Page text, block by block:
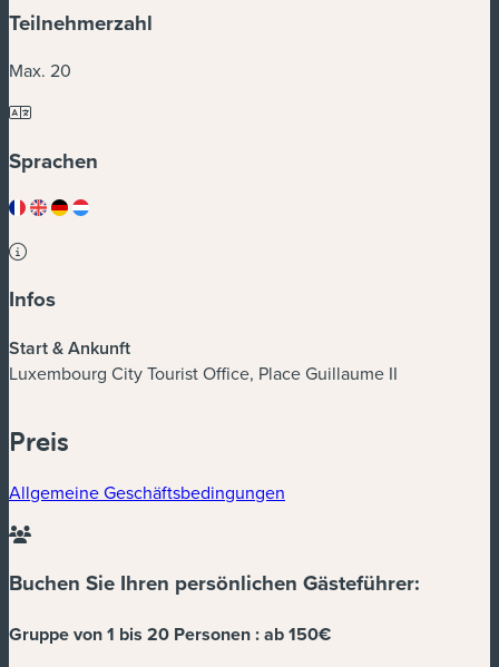
Teilnehmerzahl
Max. 20
Sprachen
Infos
Start & Ankunft
Luxembourg City Tourist Office, Place Guillaume II
Preis
Allgemeine Geschäftsbedingungen
Buchen Sie Ihren persönlichen Gästeführer:
Gruppe von 1 bis 20 Personen :ab 150€